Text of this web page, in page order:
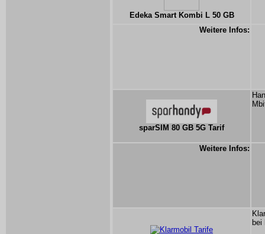
Edeka Smart Kombi L 50 GB
Weitere Infos:
sparSIM 80 GB 5G Tarif
Weitere Infos:
bei